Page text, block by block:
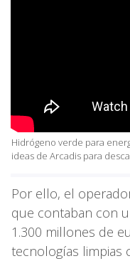
Hidrógeno verde para
ideas de Arcadis para
Por ello, el
que contaban con
1.300 millones de
tecnologías limpias